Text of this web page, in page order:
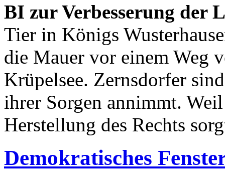
BI zur Verbesserung der
Tier in Königs
die Mauer vor einem Weg
Krüpelsee. Zernsdorfer
ihrer Sorgen annimmt.
Herstellung des Rechts
Demokratisches